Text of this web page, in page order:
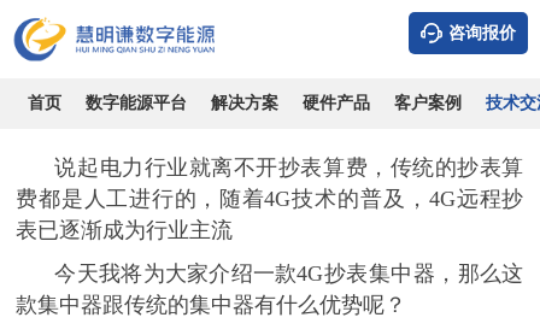
咨询报价
首页 数字能源平台 解决方案 硬件产品 客户案例 技术交
简易型4G抄表集中器
时间：2026-08-07 浏览：14651 作者：admin
说起电力行业就离不开抄表算费，传统的抄表算
费都是人工进行的，随着4G技术的普及，4G远程抄
表已逐渐成为行业主流
今天我将为大家介绍一款4G抄表集中器，那么这
款集中器跟传统的集中器有什么优势呢？